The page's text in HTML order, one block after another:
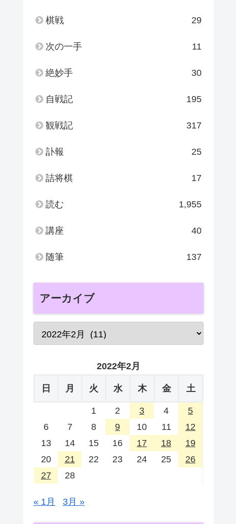
棋戦 29
次の一手 11
絶妙手 30
自戦記 195
観戦記 317
訃報 25
詰将棋 17
読む 1,955
講座 40
随筆 137
アーカイブ
2022年2月
日 月 火 水 木 金 土
1 2 3 4
5
6
7 8 9 10 11
12
13
14 15 16 17 18
19
20
21 22 23 24 25
26
27
28
« 1月 3月 »